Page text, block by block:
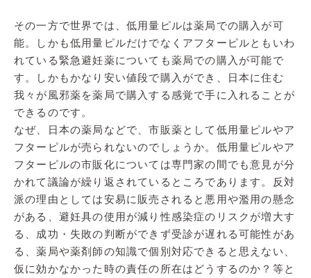
その一方で世界では、低用量ピルは薬局での購入が可
能。しかも低用量ピルだけでなくアフターピルともいわ
れている緊急避妊薬についても薬局での購入が可能で
す。しかもかなり安い値段で購入ができ、日本に住む
我々が風邪薬を薬局で購入する感覚で手に入れることが
できるのです。
なぜ、日本の薬局などで、市販薬として低用量ピルやア
フターピルが売られないのでしょうか。低用量ピルやア
フターピルの市販化については専門家の間でも意見が分
かれて議論が繰り返されているところであります。反対
派の理由としては安易に販売されると悪用や濫用の懸念
がある、避妊具の使用が減り性感染症のリスクが増大す
る、成功・失敗の判断ができず受診が遅れる可能性があ
る、薬局や薬剤師の知識で個別対応できると思えない、
仮に効かなかった時の責任の所在はどうするのか？等と